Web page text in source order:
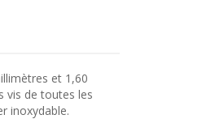
et 1,60
vis de toutes les
inoxydable.